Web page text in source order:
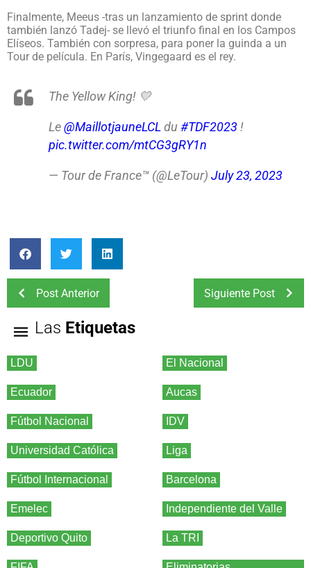
Finalmente, Meeus -tras un lanzamiento de sprint donde
también lanzó Tadej- se llevó el triunfo final en los Campos
Elíseos. También con sorpresa, para poner la guinda a un
Tour de película. En París, Vingegaard es el rey.
The Yellow King! 💛
Le@MaillotjauneLCLdu #TDF2023!
pic.twitter.com/mtCG3gRY1n
— Tour de France™ (@LeTour) July 23, 2023
Post Anterior Siguiente Post
Las Etiquetas
LDU El Nacional
Ecuador Aucas
Fútbol Nacional IDV
Universidad Católica Liga
Fútbol Internacional Barcelona
Emelec Independiente del Valle
Deportivo Quito La TRI